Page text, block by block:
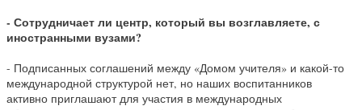
- Сотрудничает ли центр, который вы возглавляете, с
иностранными вузами?
- Подписанных соглашений между «Домом учителя» и какой-то
международной структурой нет, но наших воспитанников
активно приглашают для участия в международных